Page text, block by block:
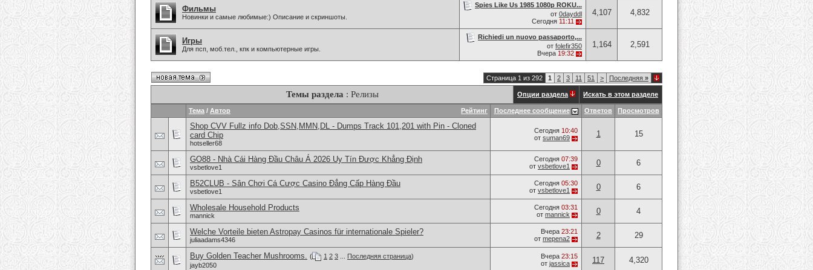
Фильмы
Новинки и самые любимые:) Описание и скриншоты.
Spies Like Us 1985 1080p ROKU...
от 0dayddl
Сегодня 11:11
4,107 4,832
Игры
Для псп, моб.тел., кпк и компьютерные игры.
Richiedi un nuovo passaporto,...
от folefir350
Вчера 19:32
1,164 2,591
Страница 1 из 292 1 2 3 11 51 > Последняя »
Темы раздела : Релизы Опции раздела Искать в этом разделе
Рейтинг
Тема / Автор Последнее сообщение Ответов Просмотров
Shop CVV Fullz info Dob,SSN,MMN,DL - Dumps Track 101,201 with Pin - Cloned
card Chip
hotseller68
Сегодня 10:40
от suman69 1 15
GO88 - Nhà Cái Hàng Đầu Châu Á 2026 Uy Tín Được Khẳng Định
vsbetlove1
Сегодня 07:39
от vsbetlove1 0 6
B52CLUB - Sân Chơi Cá Cược Casino Đẳng Cấp Hàng Đầu
vsbetlove1
Сегодня 05:30
от vsbetlove1 0 6
Wholesale Household Products
mannick
Сегодня 03:31
от mannick 0 4
Welche Vorteile bieten Astropay Casinos für internationale Spieler?
juliaadams4346
Вчера 23:21
от mepena2 2 29
Buy Golden Teacher Mushrooms. ( 1 2 3 Последняя страница)
jayb2050
Вчера 23:15
от jassica 117 4,320